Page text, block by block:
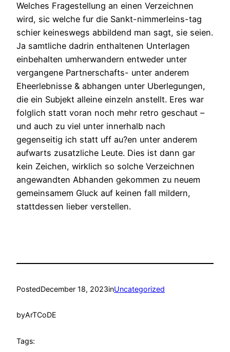
Welches Fragestellung an einen Verzeichnen
wird, sic welche fur die Sankt-nimmerleins-tag
schier keineswegs abbildend man sagt, sie seien.
Ja samtliche dadrin enthaltenen Unterlagen
einbehalten umherwandern entweder unter
vergangene Partnerschafts- unter anderem
Eheerlebnisse & abhangen unter Uberlegungen,
die ein Subjekt alleine einzeln anstellt. Eres war
folglich statt voran noch mehr retro geschaut –
und auch zu viel unter innerhalb nach
gegenseitig ich statt uff au?en unter anderem
aufwarts zusatzliche Leute. Dies ist dann gar
kein Zeichen, wirklich so solche Verzeichnen
angewandten Abhanden gekommen zu neuem
gemeinsamem Gluck auf keinen fall mildern,
stattdessen lieber verstellen.
PostedDecember 18, 2023inUncategorized
byArTCoDE
Tags: